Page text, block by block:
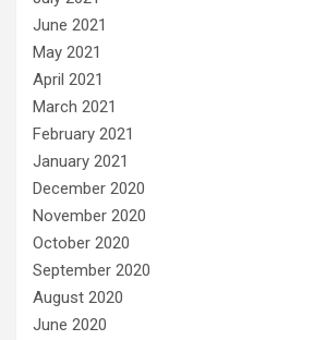
June 2021
May 2021
April 2021
March 2021
February 2021
January 2021
December 2020
November 2020
October 2020
September 2020
August 2020
June 2020